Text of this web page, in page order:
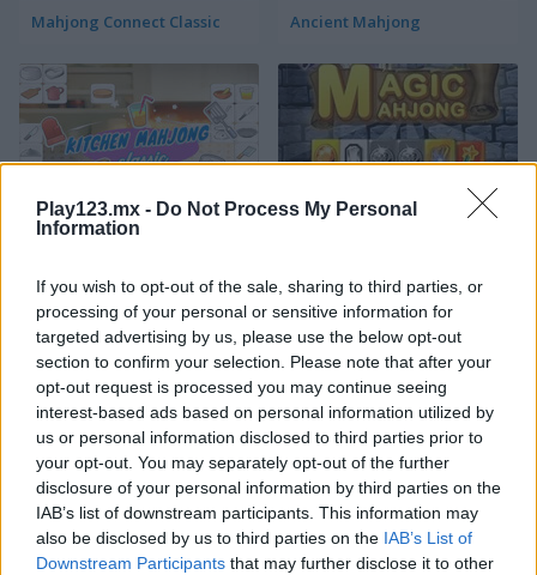
Play123.mx - Do Not Process My Personal
Information
If you wish to opt-out of the sale, sharing to third parties, or
processing of your personal or sensitive information for
targeted advertising by us, please use the below opt-out
section to confirm your selection. Please note that after your
opt-out request is processed you may continue seeing
interest-based ads based on personal information utilized by
us or personal information disclosed to third parties prior to
your opt-out. You may separately opt-out of the further
disclosure of your personal information by third parties on the
IAB’s list of downstream participants. This information may
also be disclosed by us to third parties on the IAB’s List of
Downstream Participants that may further disclose it to other
Mahjong Connect Classic Ancient Mahjong
Mahjong Classic Mobile Butterfly Shimai